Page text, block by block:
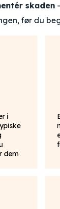
skaden
før du
i
dem